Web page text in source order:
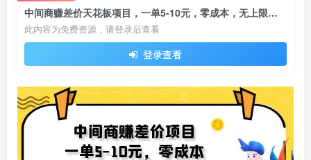
中间商赚差价天花板项目，一单5-10元，零成本，无上限做单
此内容为免费资源，请登录后查看
登录查看